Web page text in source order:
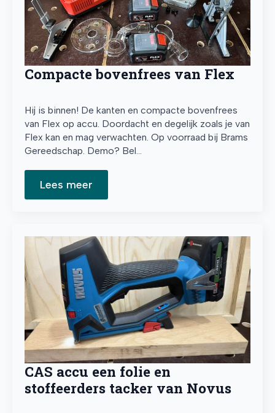
Compacte bovenfrees van Flex
Hij is binnen! De kanten en compacte bovenfrees
van Flex op accu. Doordacht en degelijk zoals je van
Flex kan en mag verwachten. Op voorraad bij Brams
Gereedschap. Demo? Bel…
Lees meer
CAS accu een folie en
stoffeerders tacker van Novus